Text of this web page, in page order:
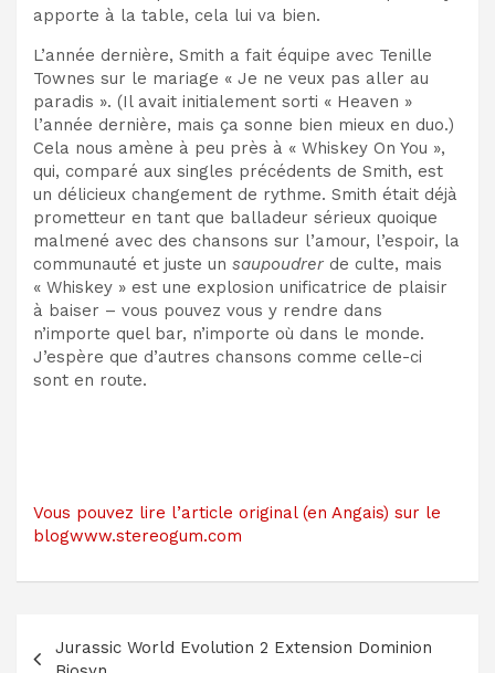
apporte à la table, cela lui va bien.
L’année dernière, Smith a fait équipe avec Tenille
Townes sur le mariage « Je ne veux pas aller au
paradis ». (Il avait initialement sorti « Heaven »
l’année dernière, mais ça sonne bien mieux en duo.)
Cela nous amène à peu près à « Whiskey On You »,
qui, comparé aux singles précédents de Smith, est
un délicieux changement de rythme. Smith était déjà
prometteur en tant que balladeur sérieux quoique
malmené avec des chansons sur l’amour, l’espoir, la
communauté et juste un saupoudrer de culte, mais
« Whiskey » est une explosion unificatrice de plaisir
à baiser – vous pouvez vous y rendre dans
n’importe quel bar, n’importe où dans le monde.
J’espère que d’autres chansons comme celle-ci
sont en route.
Vous pouvez lire l’article original (en Angais) sur le
blogwww.stereogum.com
Jurassic World Evolution 2 Extension Dominion